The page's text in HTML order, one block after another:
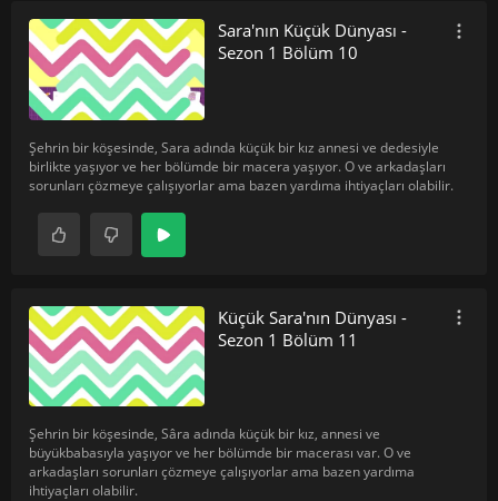
Sara'nın Küçük Dünyası -
Sezon 1 Bölüm 10
Şehrin bir köşesinde, Sara adında küçük bir kız annesi ve dedesiyle
birlikte yaşıyor ve her bölümde bir macera yaşıyor. O ve arkadaşları
sorunları çözmeye çalışıyorlar ama bazen yardıma ihtiyaçları olabilir.
Küçük Sara'nın Dünyası -
Sezon 1 Bölüm 11
Şehrin bir köşesinde, Sâra adında küçük bir kız, annesi ve
büyükbabasıyla yaşıyor ve her bölümde bir macerası var. O ve
arkadaşları sorunları çözmeye çalışıyorlar ama bazen yardıma
ihtiyaçları olabilir.